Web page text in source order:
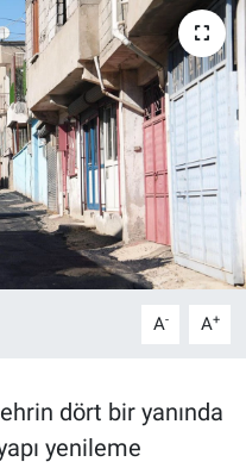
A- A+
dört bir yanında
yenileme